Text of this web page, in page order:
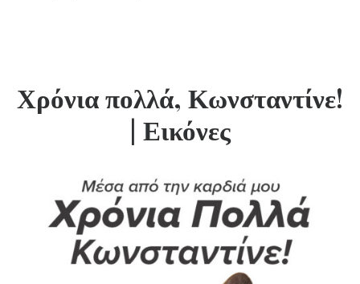
Χρόνια πολλά, Κωνσταντίνε!
| Εικόνες